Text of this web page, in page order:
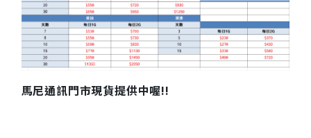
馬尼通訊門市現貨提供中喔!!